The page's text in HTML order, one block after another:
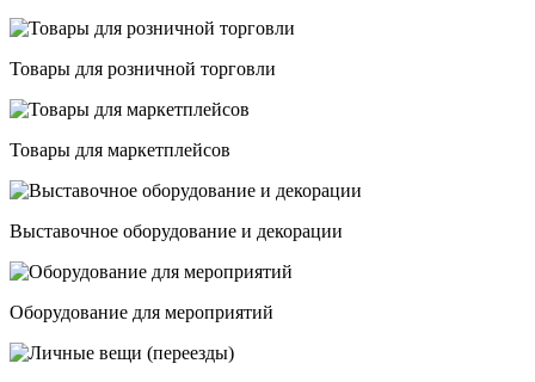
Товары для розничной торговли
Товары для маркетплейсов
Выставочное оборудование и декорации
Оборудование для мероприятий